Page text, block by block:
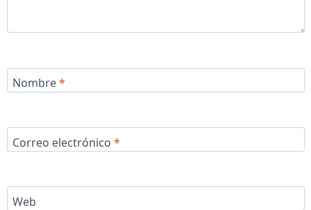
Nombre*
Correo electrónico *
Web